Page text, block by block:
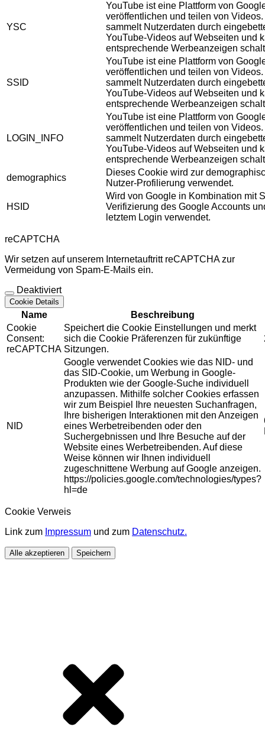
YSC
YouTube ist eine Plattform von
veröffentlichen und teilen von
sammelt Nutzerdaten durch
YouTube-Videos auf Webseiten und
entsprechende Werbeanzeigen
SSID
YouTube ist eine Plattform von
veröffentlichen und teilen von
sammelt Nutzerdaten durch
YouTube-Videos auf Webseiten und
entsprechende Werbeanzeigen
LOGIN_INFO
YouTube ist eine Plattform von
veröffentlichen und teilen von
sammelt Nutzerdaten durch
YouTube-Videos auf Webseiten und
entsprechende Werbeanzeigen
demographics
Dieses Cookie wird zur
Nutzer-Profilierung verwendet.
HSID
Wird von Google in Kombination mit
Verifizierung des Google Accounts
letztem Login verwendet.
reCAPTCHA
Wir setzen auf unserem Internetauftritt reCAPTCHA zur
Vermeidung von Spam-E-Mails ein.
Deaktiviert
Cookie Details
Name
Beschreibung
Cookie
Consent:
reCAPTCHA
Speichert die Cookie Einstellungen und merkt
sich die Cookie Präferenzen für zukünftige
Sitzungen.
NID
Google verwendet Cookies wie das NID- und
das SID-Cookie, um Werbung in Google-
Produkten wie der Google-Suche individuell
anzupassen. Mithilfe solcher Cookies erfassen
wir zum Beispiel Ihre neuesten Suchanfragen,
Ihre bisherigen Interaktionen mit den Anzeigen
eines Werbetreibenden oder den
Suchergebnissen und Ihre Besuche auf der
Website eines Werbetreibenden. Auf diese
Weise können wir Ihnen individuell
zugeschnittene Werbung auf Google anzeigen.
https://policies.google.com/technologies/types?
hl=de
Cookie Verweis
Link zum Impressum und zum Datenschutz.
Alle akzeptieren Speichern